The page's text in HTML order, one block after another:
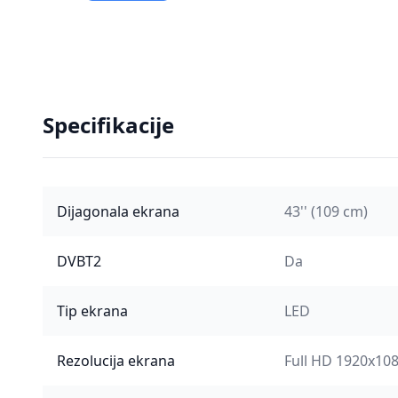
Specifikacije
Dijagonala ekrana 43'' (109 cm)
DVBT2 Da
Tip ekrana LED
Rezolucija ekrana Full HD